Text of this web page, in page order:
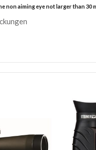
non aiming eye not larger than 30